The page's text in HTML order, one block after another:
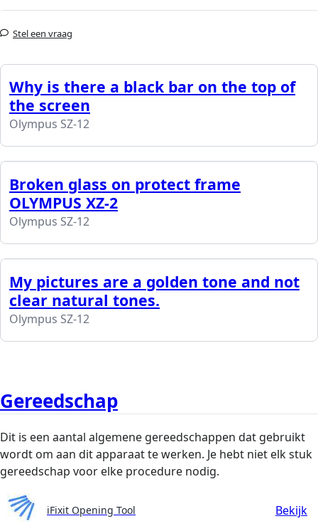
Stel een vraag
Why is there a black bar on the top of
the screen
Olympus SZ-12
Broken glass on protect frame
OLYMPUS XZ-2
Olympus SZ-12
My pictures are a golden tone and not
clear natural tones.
Olympus SZ-12
Gereedschap
Dit is een aantal algemene gereedschappen dat gebruikt
wordt om aan dit apparaat te werken. Je hebt niet elk stuk
gereedschap voor elke procedure nodig.
iFixit Opening Tool Bekijk